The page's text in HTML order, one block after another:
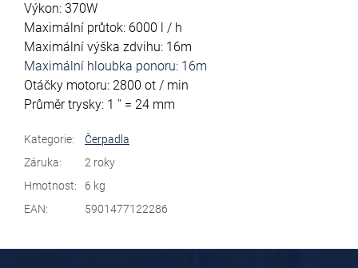
Výkon: 370W
Maximální průtok: 6000 l / h
Maximální výška zdvihu: 16m
Maximální hloubka ponoru: 16m
Otáčky motoru: 2800 ot / min
Průměr trysky: 1 '' = 24 mm
Kategorie:
Čerpadla
Záruka:
2 roky
Hmotnost:
6 kg
EAN: 5901477122286